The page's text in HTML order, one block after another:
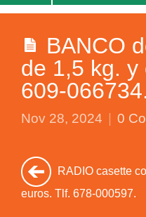
BANCO
de 1,5 kg. y
609-066734.
Nov 28, 2024 0
RADIO casette
euros. Tlf. 678-000597.